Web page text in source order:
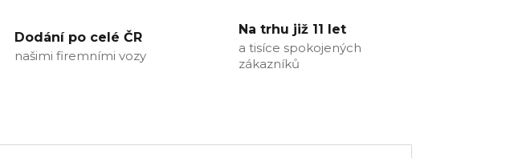
Dodání po celé ČR
našimi firemními vozy
Na trhu již 11 let
a tisíce spokojených
zákazníků